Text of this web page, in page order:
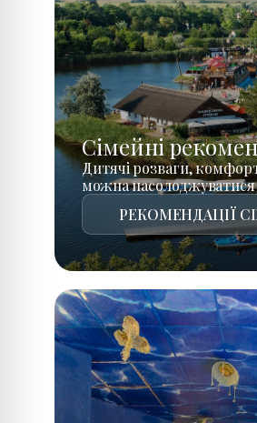
Сімейні
Дитячі розваги,
можна
РЕКОМЕНДАЦІЇ